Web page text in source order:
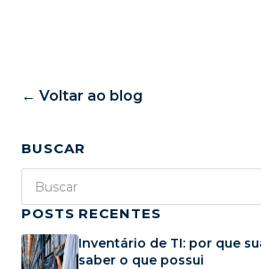
← Voltar ao blog
BUSCAR
POSTS RECENTES
Inventário de TI: por que
saber o que possui